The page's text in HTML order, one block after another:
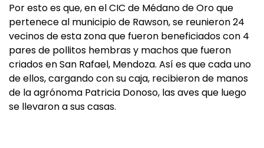
Por esto es que, en el CIC de Médano de Oro que
pertenece al municipio de Rawson, se reunieron 24
vecinos de esta zona que fueron beneficiados con 4
pares de pollitos hembras y machos que fueron
criados en San Rafael, Mendoza. Así es que cada uno
de ellos, cargando con su caja, recibieron de manos
de la agrónoma Patricia Donoso, las aves que luego
se llevaron a sus casas.